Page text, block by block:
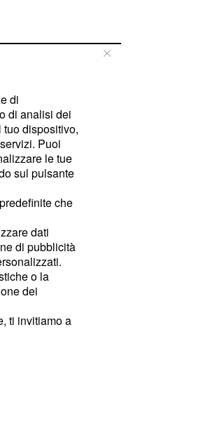
di
di analisi dei
dispositivo,
Puoi
le tue
sul pulsante
che
dati
di pubblicità
o la
dei
ti invitiamo a